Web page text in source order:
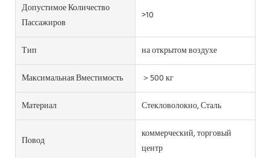
Допустимое Количество
Пассажиров
>10
Тип
на открытом воздухе
Максимальная Вместимость
＞500 кг
Материал
Стекловолокно, Сталь
Повод
коммерческий, торговый
центр